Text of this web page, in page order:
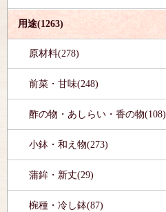
用途(1263)
原材料(278)
前菜・甘味(248)
酢の物・あしらい・香の物(108)
小鉢・和え物(273)
蒲鉾・新丈(29)
椀種・冷し鉢(87)